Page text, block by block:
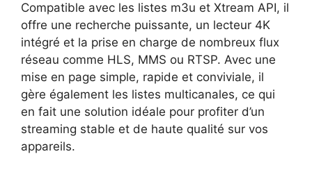
Compatible avec les listes m3u et Xtream API, il
offre une recherche puissante, un lecteur 4K
intégré et la prise en charge de nombreux flux
réseau comme HLS, MMS ou RTSP. Avec une
mise en page simple, rapide et conviviale, il
gère également les listes multicanales, ce qui
en fait une solution idéale pour profiter d’un
streaming stable et de haute qualité sur vos
appareils.